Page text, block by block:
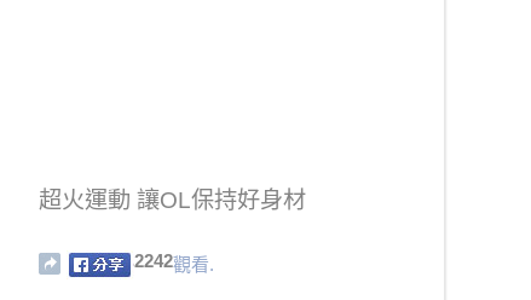
超火運動 讓OL保持好身材
2242觀看.